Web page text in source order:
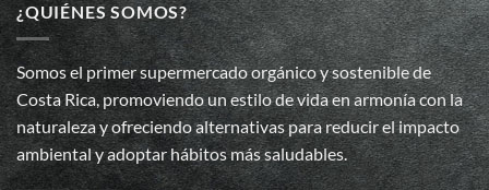
¿QUIÉNES SOMOS?
Somos el primer supermercado orgánico y sostenible de
Costa Rica, promoviendo un estilo de vida en armonía con la
naturaleza y ofreciendo alternativas para reducir el impacto
ambiental y adoptar hábitos más saludables.